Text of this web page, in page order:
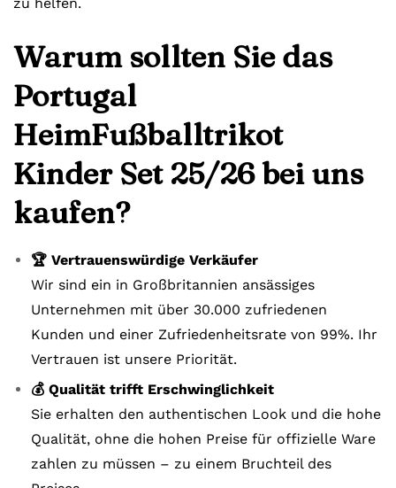
Warum sollten Sie das
Portugal
HeimFußballtrikot
Kinder Set 25/26 bei uns
kaufen?
🏆 Vertrauenswürdige Verkäufer
Wir sind ein in Großbritannien ansässiges
Unternehmen mit über 30.000 zufriedenen
Kunden und einer Zufriedenheitsrate von 99%. Ihr
Vertrauen ist unsere Priorität.
💰 Qualität trifft Erschwinglichkeit
Sie erhalten den authentischen Look und die hohe
Qualität, ohne die hohen Preise für offizielle Ware
zahlen zu müssen – zu einem Bruchteil des